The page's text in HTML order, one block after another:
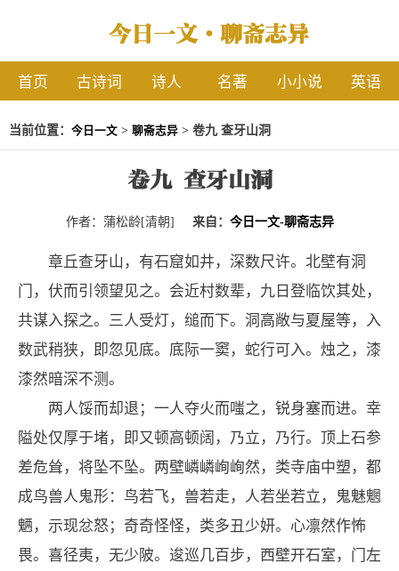
今日一文·聊斋志异
首页 古诗词 诗人 名著 小小说 英语
当前位置： 今日一文 > 聊斋志异 > 卷九 查牙山洞
卷九 查牙山洞
作者：蒲松龄[清朝] 来自： 今日一文-聊斋志异
章丘查牙山，有石窟如井，深数尺许。北壁有洞
门，伏而引领望见之。会近村数辈，九日登临饮其处，
共谋入探之。三人受灯，缒而下。洞高敞与夏屋等，入
数武稍狭，即忽见底。底际一窦，蛇行可入。烛之，漆
漆然暗深不测。
两人馁而却退；一人夺火而嗤之，锐身塞而进。幸
隘处仅厚于堵，即又顿高顿阔，乃立，乃行。顶上石参
差危耸，将坠不坠。两壁嶙嶙峋峋然，类寺庙中塑，都
成鸟兽人鬼形：鸟若飞，兽若走，人若坐若立，鬼魅魍
魉，示现忿怒；奇奇怪怪，类多丑少妍。心凛然作怖
畏。喜径夷，无少陂。逡巡几百步，西壁开石室，门左